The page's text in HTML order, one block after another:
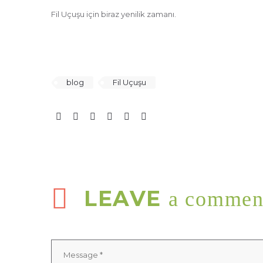
Fil Uçuşu için biraz yenilik zamanı.
blog Fil Uçuşu
LEAVE a